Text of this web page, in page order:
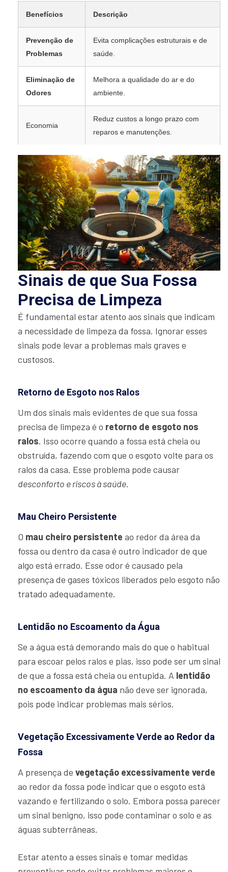
Benefícios Descrição
Prevenção de
Problemas
Evita complicações estruturais e de
saúde.
Eliminação de
Odores
Melhora a qualidade do ar e do
ambiente.
Economia
Reduz custos a longo prazo com
reparos e manutenções.
Sinais de que Sua Fossa
Precisa de Limpeza
É fundamental estar atento aos sinais que indicam
a necessidade de limpeza da fossa. Ignorar esses
sinais pode levar a problemas mais graves e
custosos.
Retorno de Esgoto nos Ralos
Um dos sinais mais evidentes de que sua fossa
precisa de limpeza é o retorno de esgoto nos
ralos. Isso ocorre quando a fossa está cheia ou
obstruída, fazendo com que o esgoto volte para os
ralos da casa. Esse problema pode causar
desconforto e riscos à saúde.
Mau Cheiro Persistente
O mau cheiro persistente ao redor da área da
fossa ou dentro da casa é outro indicador de que
algo está errado. Esse odor é causado pela
presença de gases tóxicos liberados pelo esgoto não
tratado adequadamente.
Lentidão no Escoamento da Água
Se a água está demorando mais do que o habitual
para escoar pelos ralos e pias, isso pode ser um sinal
de que a fossa está cheia ou entupida. A lentidão
no escoamento da água não deve ser ignorada,
pois pode indicar problemas mais sérios.
Vegetação Excessivamente Verde ao Redor da
Fossa
A presença de vegetação excessivamente verde
ao redor da fossa pode indicar que o esgoto está
vazando e fertilizando o solo. Embora possa parecer
um sinal benigno, isso pode contaminar o solo e as
águas subterrâneas.
Estar atento a esses sinais e tomar medidas